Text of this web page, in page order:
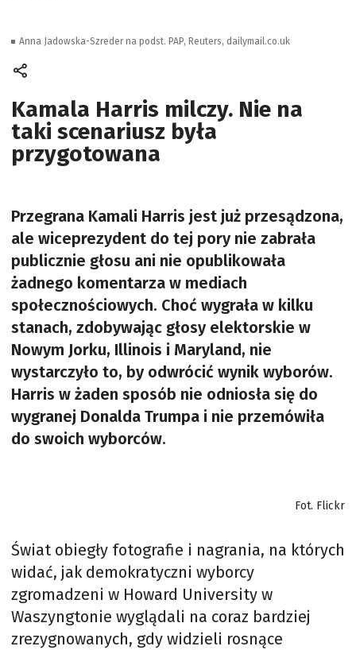
Kamala Harris milczy. Nie na
taki scenariusz była
przygotowana
Przegrana Kamali Harris jest już przesądzona,
ale wiceprezydent do tej pory nie zabrała
publicznie głosu ani nie opublikowała
żadnego komentarza w mediach
społecznościowych. Choć wygrała w kilku
stanach, zdobywając głosy elektorskie w
Nowym Jorku, Illinois i Maryland, nie
wystarczyło to, by odwrócić wynik wyborów.
Harris w żaden sposób nie odniosła się do
wygranej Donalda Trumpa i nie przemówiła
do swoich wyborców.
Fot. Flickr
Świat obiegły fotografie i nagrania, na których
widać, jak demokratyczni wyborcy
zgromadzeni w Howard University w
Waszyngtonie wyglądali na coraz bardziej
zrezygnowanych, gdy widzieli rosnące
Anna Jadowska-Szreder na podst. PAP, Reuters, dailymail.co.uk